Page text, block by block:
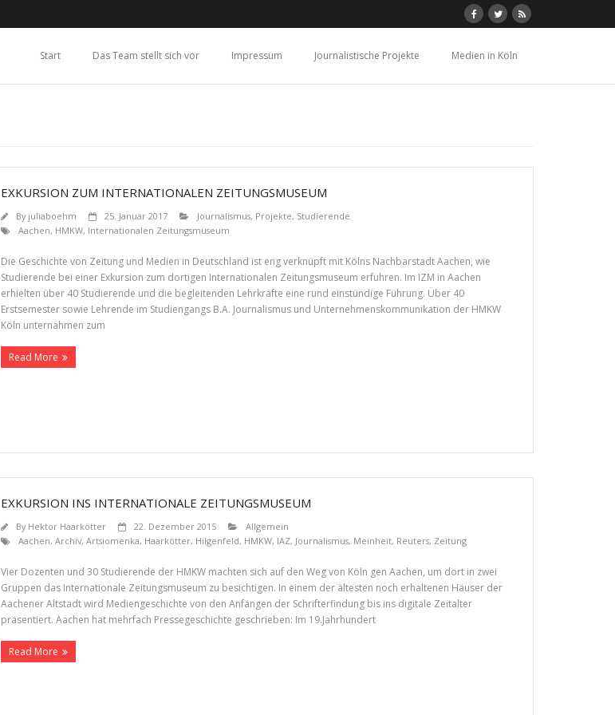
Start Das Team stellt sich vor Impressum Journalistische Projekte Medien in Köln
EXKURSION ZUM INTERNATIONALEN ZEITUNGSMUSEUM
By juliaboehm 25. Januar 2017 Journalismus, Projekte, Studierende
Aachen, HMKW, Internationalen Zeitungsmuseum
Die Geschichte von Zeitung und Medien in Deutschland ist eng verknüpft mit Kölns Nachbarstadt Aachen, wie
Studierende bei einer Exkursion zum dortigen Internationalen Zeitungsmuseum erfuhren. Im IZM in Aachen
erhielten über 40 Studierende und die begleitenden Lehrkräfte eine rund einstündige Führung. Über 40
Erstsemester sowie Lehrende im Studiengangs B.A. Journalismus und Unternehmenskommunikation der HMKW
Köln unternahmen zum
Read More
EXKURSION INS INTERNATIONALE ZEITUNGSMUSEUM
By Hektor Haarkötter 22. Dezember 2015
Allgemein
Aachen, Archiv, Artsiomenka, Haarkötter, Hilgenfeld, HMKW, IAZ, Journalismus, Meinheit, Reuters, Zeitung
Vier Dozenten und 30 Studierende der HMKW machten sich auf den Weg von Köln gen Aachen, um dort in zwei
Gruppen das Internationale Zeitungsmuseum zu besichtigen. In einem der ältesten noch erhaltenen Häuser der
Aachener Altstadt wird Mediengeschichte von den Anfängen der Schrifterfindung bis ins digitale Zeitalter
präsentiert. Aachen hat mehrfach Pressegeschichte geschrieben: Im 19.Jahrhundert
Read More